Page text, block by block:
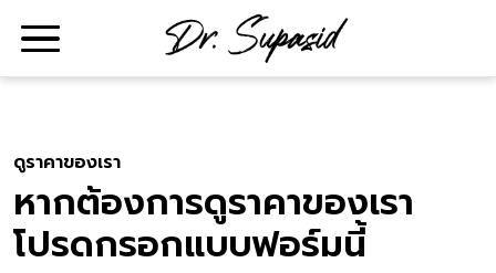
ดูราคาของเรา
หากต้องการดูราคาของเรา
โปรดกรอกแบบฟอร์มนี้